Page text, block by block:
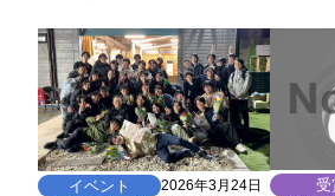
イベント 2026年3月24日 受